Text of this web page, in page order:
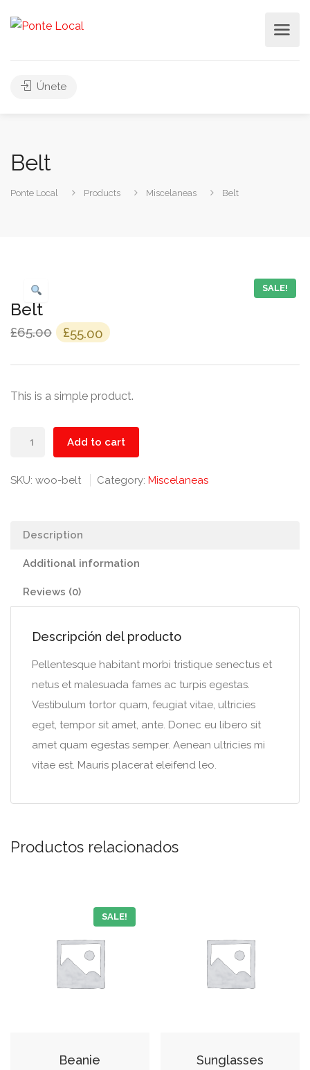
Únete
Belt
Ponte Local Products Miscelaneas Belt
SALE!
Belt
£65.00 £55.00
This is a simple product.
Add to cart
SKU: woo-belt Category: Miscelaneas
Description
Additional information
Reviews (0)
Descripción del producto
Pellentesque habitant morbi tristique senectus et
netus et malesuada fames ac turpis egestas.
Vestibulum tortor quam, feugiat vitae, ultricies
eget, tempor sit amet, ante. Donec eu libero sit
amet quam egestas semper. Aenean ultricies mi
vitae est. Mauris placerat eleifend leo.
Productos relacionados
SALE!
Beanie Sunglasses